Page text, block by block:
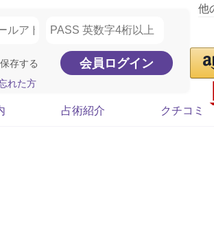
存する
れた方
他
占術紹介 クチコミ